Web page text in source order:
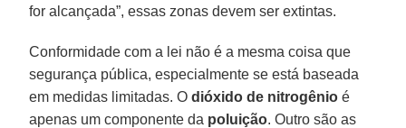
for alcançada”, essas zonas devem ser extintas.
Conformidade com a lei não é a mesma coisa que
segurança pública, especialmente se está baseada
em medidas limitadas. Odióxido de nitrogênio é
apenas um componente da poluição. Outro são as